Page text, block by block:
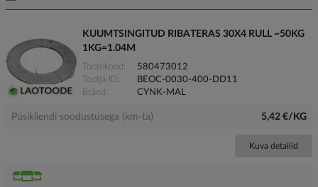
KUUMTSINGITUD RIBATERAS 30X4 RULL ~50KG
1KG=1.04M
Tootekood
580473012
Tootja ID
BEOC-0030-400-DD11
Bränd
CYNK-MAL
Püsikliendi soodustusega (km-ta) 5,42 €/KG
Kuva detailid